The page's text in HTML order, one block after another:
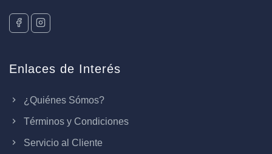
Enlaces de Interés
¿Quiénes Sómos?
Términos y Condiciones
Servicio al Cliente